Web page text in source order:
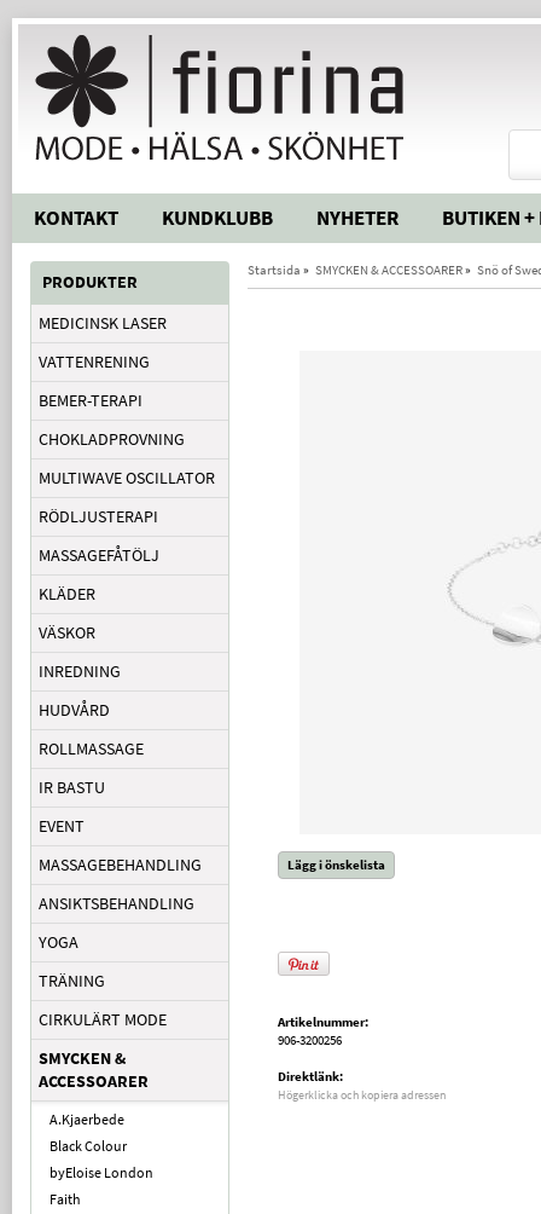
KONTAKT KUNDKLUBB NYHETER BUTIKEN +
PRODUKTER
MEDICINSK LASER
VATTENRENING
BEMER-TERAPI
CHOKLADPROVNING
MULTIWAVE OSCILLATOR
RÖDLJUSTERAPI
MASSAGEFÅTÖLJ
KLÄDER
VÄSKOR
INREDNING
HUDVÅRD
ROLLMASSAGE
IR BASTU
EVENT
MASSAGEBEHANDLING
ANSIKTSBEHANDLING
YOGA
TRÄNING
CIRKULÄRT MODE
SMYCKEN &
ACCESSOARER
A.Kjaerbede
Black Colour
byEloise London
Faith
Startsida » SMYCKEN & ACCESSOARER» Snö of
Lägg i önskelista
Artikelnummer:
906-3200256
Direktlänk:
Högerklicka och kopiera adressen